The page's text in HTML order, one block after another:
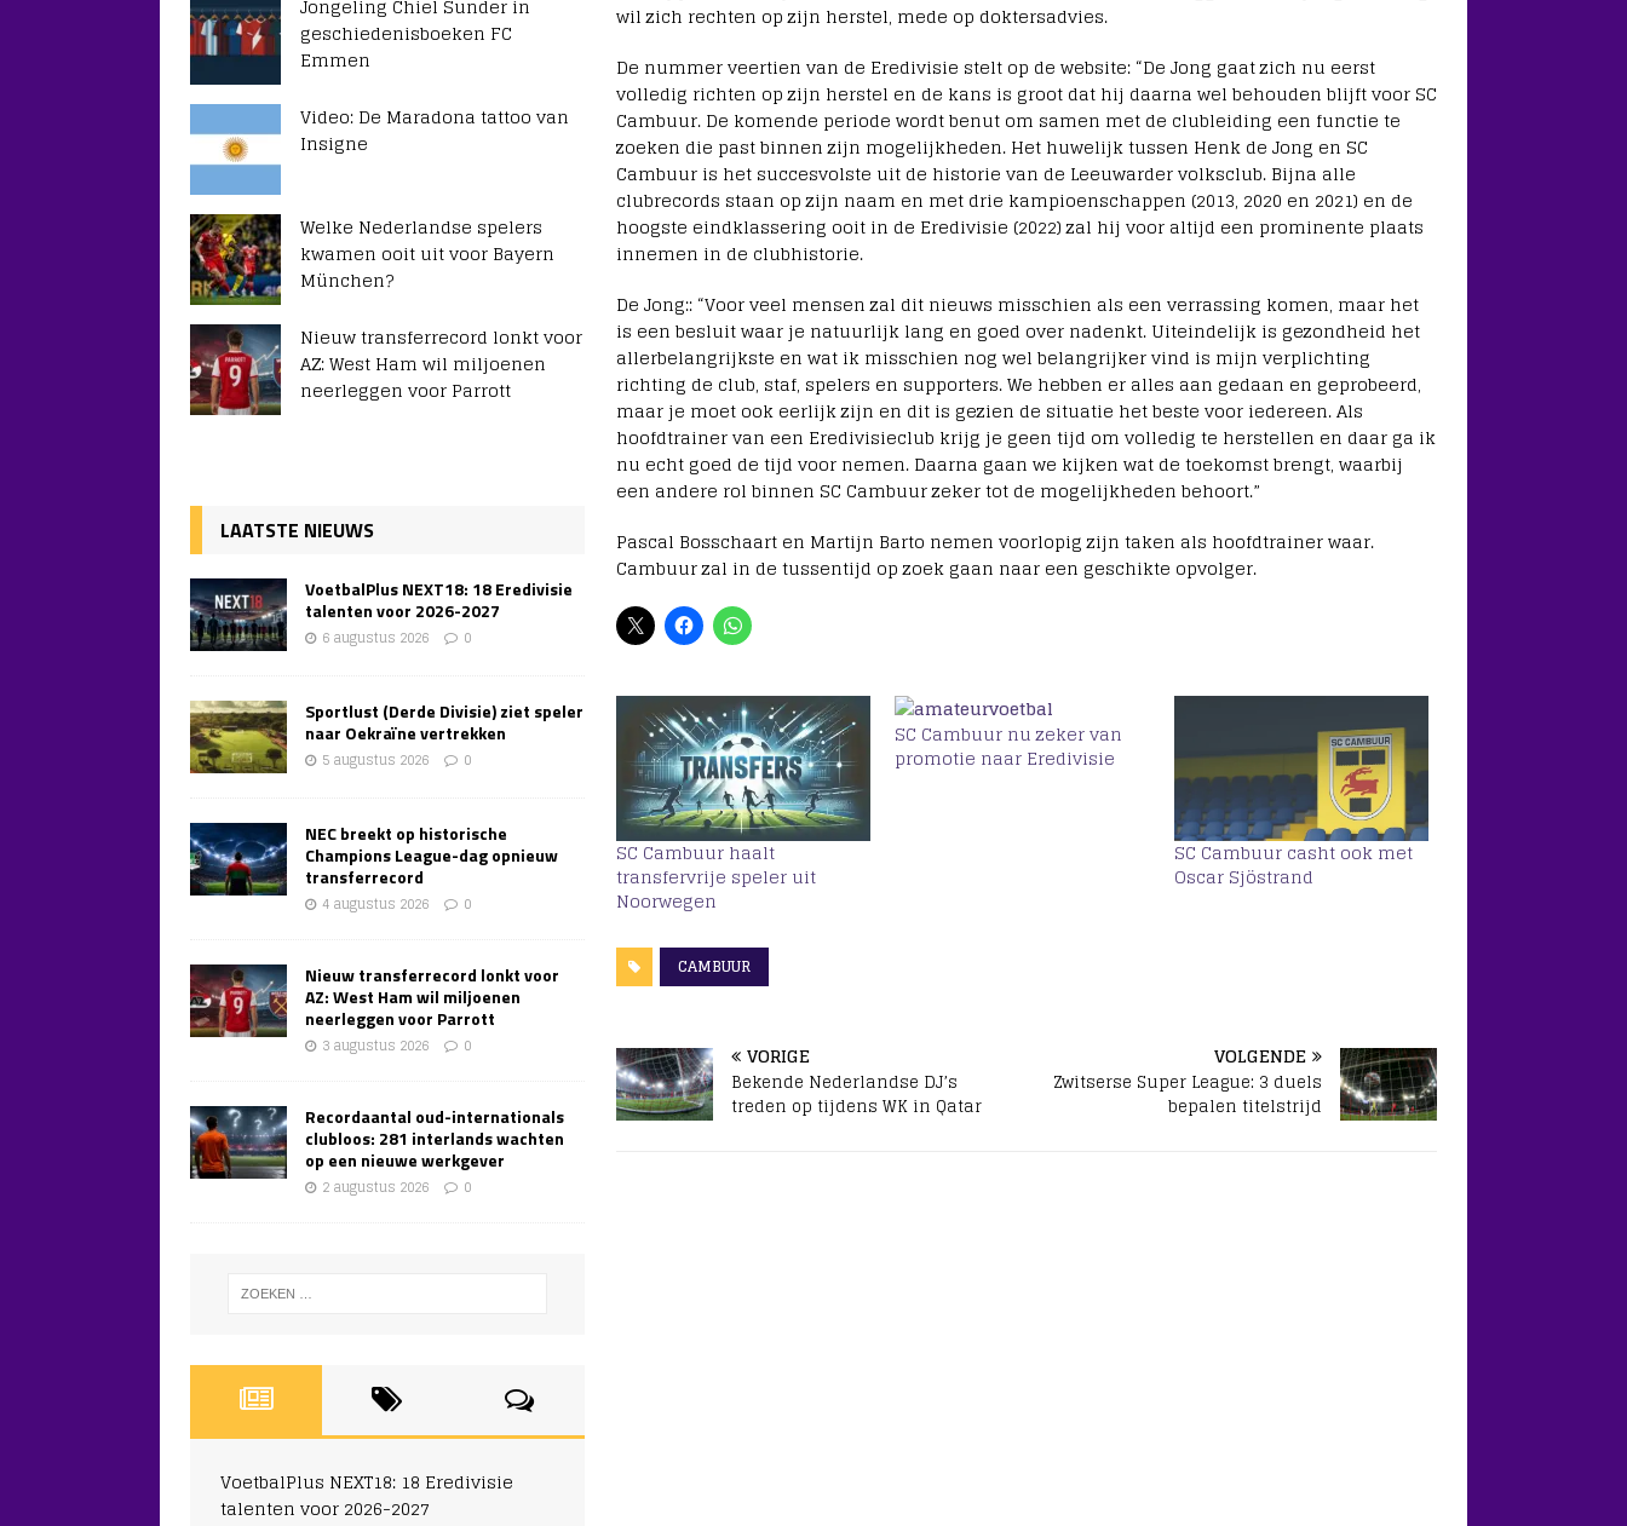
wil zich rechten op zijn herstel, mede op doktersadvies.
De nummer veertien van de Eredivisie stelt op de website: “De Jong gaat zich nu eerst
volledig richten op zijn herstel en de kans is groot dat hij daarna wel behouden blijft voor SC
Cambuur. De komende periode wordt benut om samen met de clubleiding een functie te
zoeken die past binnen zijn mogelijkheden. Het huwelijk tussen Henk de Jong en SC
Cambuur is het succesvolste uit de historie van de Leeuwarder volksclub. Bijna alle
clubrecords staan op zijn naam en met drie kampioenschappen (2013, 2020 en 2021) en de
hoogste eindklassering ooit in de Eredivisie (2022) zal hij voor altijd een prominente plaats
innemen in de clubhistorie.
De Jong:: “Voor veel mensen zal dit nieuws misschien als een verrassing komen, maar het
is een besluit waar je natuurlijk lang en goed over nadenkt. Uiteindelijk is gezondheid het
allerbelangrijkste en wat ik misschien nog wel belangrijker vind is mijn verplichting
richting de club, staf, spelers en supporters. We hebben er alles aan gedaan en geprobeerd,
maar je moet ook eerlijk zijn en dit is gezien de situatie het beste voor iedereen. Als
hoofdtrainer van een Eredivisieclub krijg je geen tijd om volledig te herstellen en daar ga ik
nu echt goed de tijd voor nemen. Daarna gaan we kijken wat de toekomst brengt, waarbij
een andere rol binnen SC Cambuur zeker tot de mogelijkheden behoort.”
Pascal Bosschaart en Martijn Barto nemen voorlopig zijn taken als hoofdtrainer waar.
Cambuur zal in de tussentijd op zoek gaan naar een geschikte opvolger.
SC Cambuur haalt
transfervrije speler uit
Noorwegen
SC Cambuur nu zeker van
promotie naar Eredivisie
SC Cambuur casht ook met
Oscar Sjöstrand
CAMBUUR
VORIGE
Bekende Nederlandse DJ’s
treden op tijdens WK in Qatar
VOLGENDE
Zwitserse Super League: 3 duels
bepalen titelstrijd
Jongeling Chiel Sunder in
geschiedenisboeken FC
Emmen
Video: De Maradona tattoo van
Insigne
Welke Nederlandse spelers
kwamen ooit uit voor Bayern
München?
Nieuw transferrecord lonkt voor
AZ: West Ham wil miljoenen
neerleggen voor Parrott
LAATSTE NIEUWS
VoetbalPlus NEXT18: 18 Eredivisie
talenten voor 2026-2027
6 augustus 2026 0
Sportlust (Derde Divisie) ziet speler
naar Oekraïne vertrekken
5 augustus 2026 0
NEC breekt op historische
Champions League-dag opnieuw
transferrecord
4 augustus 2026 0
Nieuw transferrecord lonkt voor
AZ: West Ham wil miljoenen
neerleggen voor Parrott
3 augustus 2026 0
Recordaantal oud-internationals
clubloos: 281 interlands wachten
op een nieuwe werkgever
2 augustus 2026 0
VoetbalPlus NEXT18: 18 Eredivisie
talenten voor 2026-2027